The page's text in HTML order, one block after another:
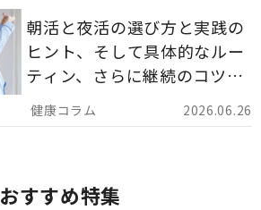
2026.06.26
朝活と夜活の選び方と実践の
ヒント、そして具体的なルー
ティン、さらに継続のコツま
でを詳しくご紹介します。
おすすめ特集